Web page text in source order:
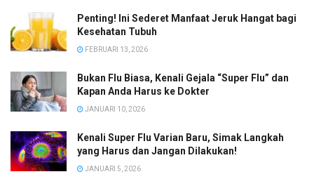
Penting! Ini Sederet Manfaat Jeruk Hangat bagi
Kesehatan Tubuh
FEBRUARI 13, 2026
Bukan Flu Biasa, Kenali Gejala “Super Flu” dan
Kapan Anda Harus ke Dokter
JANUARI 10, 2026
Kenali Super Flu Varian Baru, Simak Langkah
yang Harus dan Jangan Dilakukan!
JANUARI 5, 2026